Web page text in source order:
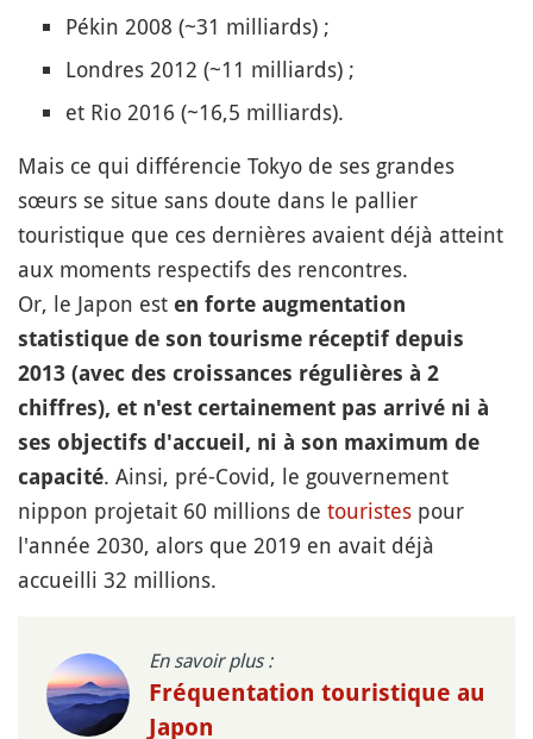
Pékin 2008 (~31 milliards) ;
Londres 2012 (~11 milliards) ;
et Rio 2016 (~16,5 milliards).
Mais ce qui différencie Tokyo de ses grandes
sœurs se situe sans doute dans le pallier
touristique que ces dernières avaient déjà atteint
aux moments respectifs des rencontres.
Or, le Japon est en forte augmentation
statistique de son tourisme réceptif depuis
2013 (avec des croissances régulières à 2
chiffres), et n'est certainement pas arrivé ni à
ses objectifs d'accueil, ni à son maximum de
capacité. Ainsi, pré-Covid, le gouvernement
nippon projetait 60 millions de touristes pour
l'année 2030, alors que 2019 en avait déjà
accueilli 32 millions.
En savoir plus :
Fréquentation touristique au
Japon